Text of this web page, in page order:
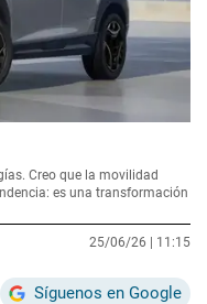
Creo que la movilidad
es una transformación
25/06/26 | 11:15
Síguenos en Google